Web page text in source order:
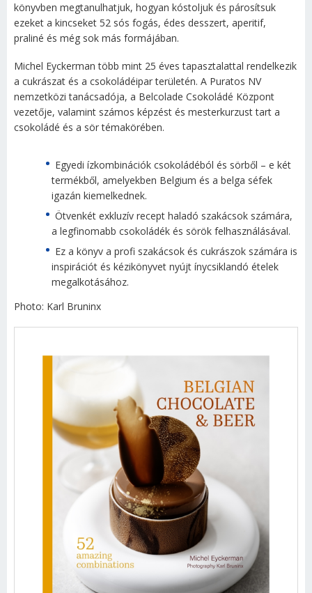
könyvben megtanulhatjuk, hogyan kóstoljuk és párosítsuk
ezeket a kincseket 52 sós fogás, édes desszert, aperitif,
praliné és még sok más formájában.
Michel Eyckerman több mint 25 éves tapasztalattal rendelkezik
a cukrászat és a csokoládéipar területén. A Puratos NV
nemzetközi tanácsadója, a Belcolade Csokoládé Központ
vezetője, valamint számos képzést és mesterkurzust tart a
csokoládé és a sör témakörében.
Egyedi ízkombinációk csokoládéból és sörből – e két
termékből, amelyekben Belgium és a belga séfek
igazán kiemelkednek.
Ötvenkét exkluzív recept haladó szakácsok számára,
a legfinomabb csokoládék és sörök felhasználásával.
Ez a könyv a profi szakácsok és cukrászok számára is
inspirációt és kézikönyvet nyújt ínycsiklandó ételek
megalkotásához.
Photo: Karl Bruninx